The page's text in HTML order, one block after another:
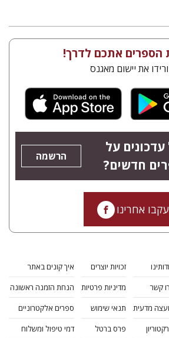
הספרים אתכם לדרך!
את יישום מאגנס
על
חדשים?
הרשמה
עקבו אחרינו
קשר
מדעית
זכויות יוצרים
מדיניות פרטיות
תנאי שימוש
פרס ברטל
איך קונים באתר
הנחת הזמנה ראשונה
ספרים אלקטרוניים
דמי טיפול ומשלוח